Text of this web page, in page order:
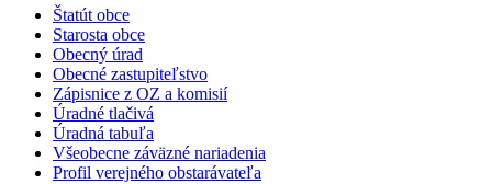
Štatút obce
Starosta obce
Obecný úrad
Obecné zastupiteľstvo
Zápisnice z OZ a komisií
Úradné tlačivá
Úradná tabuľa
Všeobecne záväzné nariadenia
Profil verejného obstarávateľa